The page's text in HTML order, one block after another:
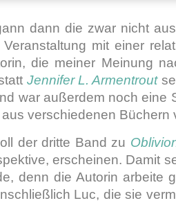
dann die zwar nicht
mit einer
die meiner Meinung
Jennifer L. Armentrout
war außerdem noch eine
verschiedenen Büchern
der dritte Band zu
erscheinen. Damit
denn die Autorin arbeite
Luc, die sie